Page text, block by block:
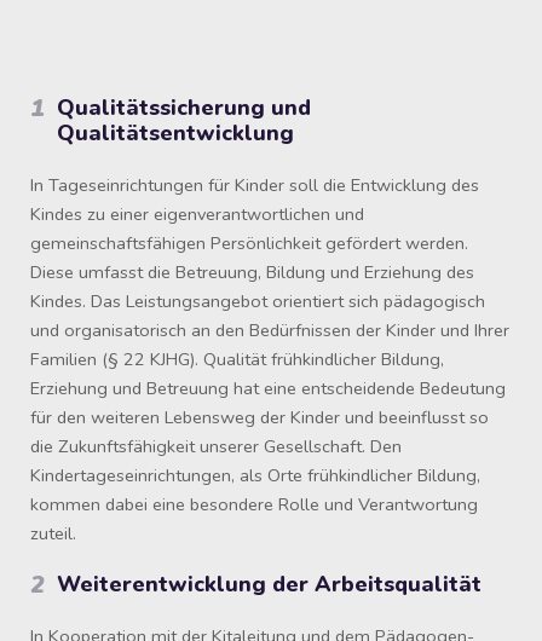
1 Qualitätssicherung und
Qualitätsentwicklung​
In Tageseinrichtungen für Kinder soll die Entwicklung des
Kindes zu einer eigenverantwortlichen und
gemeinschaftsfähigen Persönlichkeit gefördert werden.
Diese umfasst die Betreuung, Bildung und Erziehung des
Kindes. Das Leistungsangebot orientiert sich pädagogisch
und organisatorisch an den Bedürfnissen der Kinder und Ihrer
Familien (§ 22 KJHG). Qualität frühkindlicher Bildung,
Erziehung und Betreuung hat eine entscheidende Bedeutung
für den weiteren Lebensweg der Kinder und beeinflusst so
die Zukunftsfähigkeit unserer Gesellschaft. Den
Kindertageseinrichtungen, als Orte frühkindlicher Bildung,
kommen dabei eine besondere Rolle und Verantwortung
zuteil.
2 Weiterentwicklung der Arbeitsqualität
In Kooperation mit der Kitaleitung und dem Pädagogen-